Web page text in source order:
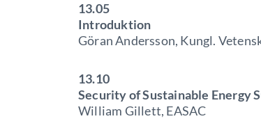
13.05
Introduktion
Göran Andersson, Kungl.
13.10
Security of Sustainable Energy
William Gillett, EASAC